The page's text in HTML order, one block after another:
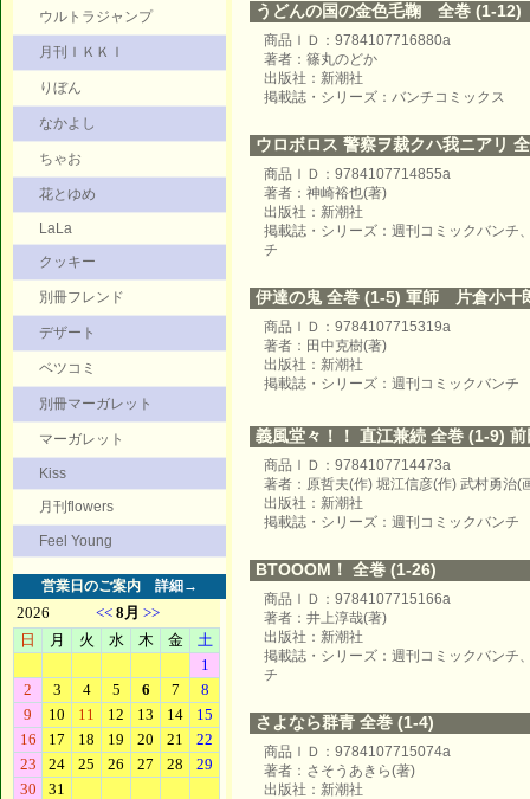
ウルトラジャンプ
月刊ＩＫＫＩ
りぼん
なかよし
ちゃお
花とゆめ
LaLa
クッキー
別冊フレンド
デザート
ベツコミ
別冊マーガレット
マーガレット
Kiss
月刊flowers
Feel Young
営業日のご案内 詳細→
うどんの国の金色毛鞠 全巻 (1-12)
商品ＩＤ：9784107716880a
著者：篠丸のどか
出版社：新潮社
掲載誌・シリーズ：バンチコミックス
ウロボロス 警察ヲ裁クハ我ニアリ
商品ＩＤ：9784107714855a
著者：神崎裕也(著)
出版社：新潮社
掲載誌・シリーズ：週刊コミックバンチ
チ
伊達の鬼 全巻 (1-5) 軍師 片倉小十
商品ＩＤ：9784107715319a
著者：田中克樹(著)
出版社：新潮社
掲載誌・シリーズ：週刊コミックバンチ
義風堂々！！ 直江兼続 全巻 (1-9)
商品ＩＤ：9784107714473a
著者：原哲夫(作) 堀江信彦(作) 武村勇治(
出版社：新潮社
掲載誌・シリーズ：週刊コミックバンチ
BTOOOM！ 全巻 (1-26)
商品ＩＤ：9784107715166a
著者：井上淳哉(著)
出版社：新潮社
掲載誌・シリーズ：週刊コミックバンチ
チ
さよなら群青 全巻 (1-4)
商品ＩＤ：9784107715074a
著者：さそうあきら(著)
出版社：新潮社